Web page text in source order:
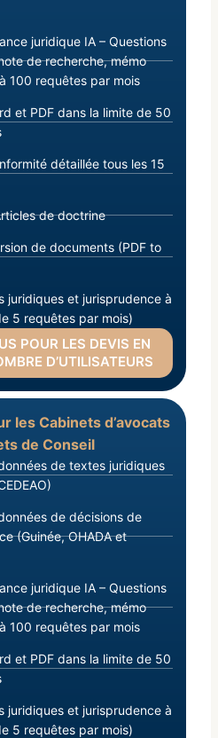
juridique IA – Questions
de recherche, mémo
100 requêtes par mois
et PDF dans la limite de 50
détaillée tous les 15
de doctrine
de documents (PDF to
juridiques et jurisprudence à
5 requêtes par mois)
POUR LES DEVIS EN
D’UTILISATEURS
les Cabinets d’avocats
de Conseil
de textes juridiques
de décisions de
(Guinée, OHADA et
juridique IA – Questions
de recherche, mémo
100 requêtes par mois
et PDF dans la limite de 50
juridiques et jurisprudence à
5 requêtes par mois)